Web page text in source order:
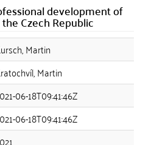
development of
Czech Republic
Martin
Martin
06-18T09:41:46Z
06-18T09:41:46Z